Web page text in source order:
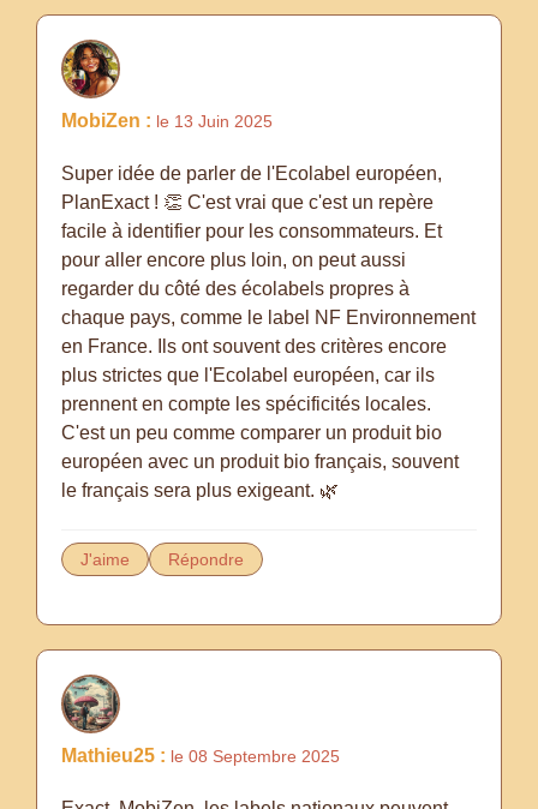
MobiZen : le 13 Juin 2025
Super idée de parler de l'Ecolabel européen,
PlanExact ! 👏 C'est vrai que c'est un repère
facile à identifier pour les consommateurs. Et
pour aller encore plus loin, on peut aussi
regarder du côté des écolabels propres à
chaque pays, comme le label NF Environnement
en France. Ils ont souvent des critères encore
plus strictes que l'Ecolabel européen, car ils
prennent en compte les spécificités locales.
C'est un peu comme comparer un produit bio
européen avec un produit bio français, souvent
J'aime Répondre
Mathieu25 : le 08 Septembre 2025